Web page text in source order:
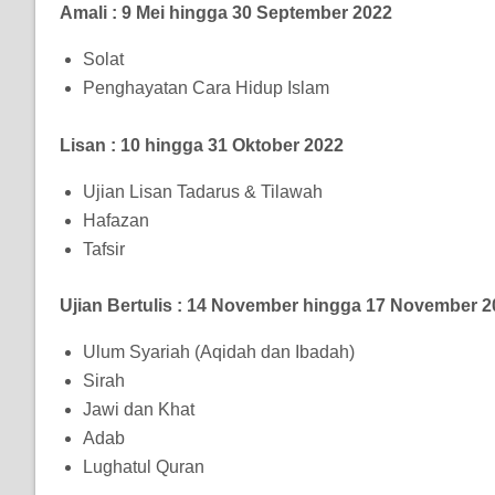
Amali : 9 Mei hingga 30 September 2022
Solat
Penghayatan Cara Hidup Islam
Lisan : 10 hingga 31 Oktober 2022
Ujian Lisan Tadarus & Tilawah
Hafazan
Tafsir
Ujian Bertulis : 14 November hingga 17 November
Ulum Syariah (Aqidah dan Ibadah)
Sirah
Jawi dan Khat
Adab
Lughatul Quran